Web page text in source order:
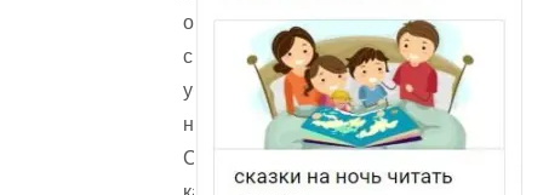
одного
синьора
убежал
нос.
Спустя